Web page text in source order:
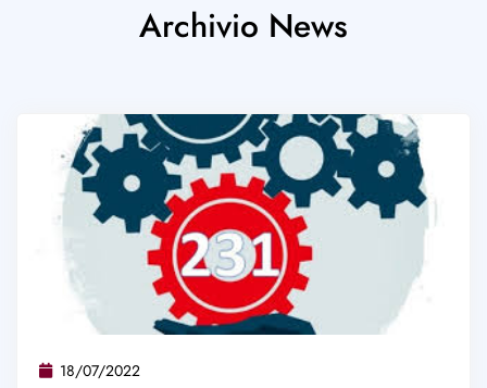
Archivio News
18/07/2022